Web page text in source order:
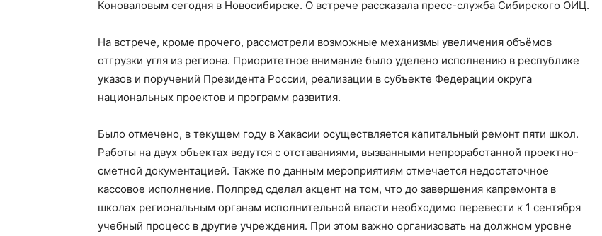
Коноваловым сегодня в Новосибирске. О встрече рассказала пресс-служба Сибирского ОИЦ.
На встрече, кроме прочего, рассмотрели возможные механизмы увеличения объёмов
отгрузки угля из региона. Приоритетное внимание было уделено исполнению в республике
указов и поручений Президента России, реализации в субъекте Федерации округа
национальных проектов и программ развития.
Было отмечено, в текущем году в Хакасии осуществляется капитальный ремонт пяти школ.
Работы на двух объектах ведутся с отставаниями, вызванными непроработанной проектно-
сметной документацией. Также по данным мероприятиям отмечается недостаточное
кассовое исполнение. Полпред сделал акцент на том, что до завершения капремонта в
школах региональным органам исполнительной власти необходимо перевести к 1 сентября
учебный процесс в другие учреждения. При этом важно организовать на должном уровне